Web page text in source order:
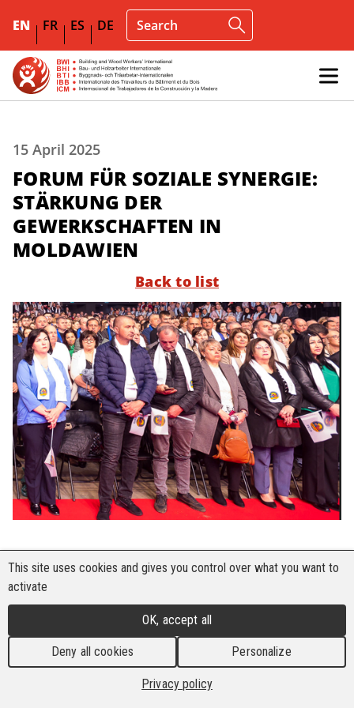
EN FR ES DE
15 April 2025
FORUM FÜR SOZIALE SYNERGIE:
STÄRKUNG DER
GEWERKSCHAFTEN IN
MOLDAWIEN
Back to list
Mehr als 3.000 Gewerkschaftsführer und -
aktivisten aus dem ganzen Land sowie Vertreter
von Branchengewerkschaftszentren kamen zum
nationalen Gewerkschaftsforum „SOCIAL
SYNERGY“ in Chisinau zusammen. Die
Veranstaltung, die anlässlich des jährlich am 28.
This site uses cookies and gives you control over what you want to
activate
OK, accept all
Deny all cookies Personalize
Privacy policy